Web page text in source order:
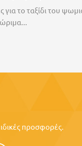
για το ταξίδι του
προσφορές.